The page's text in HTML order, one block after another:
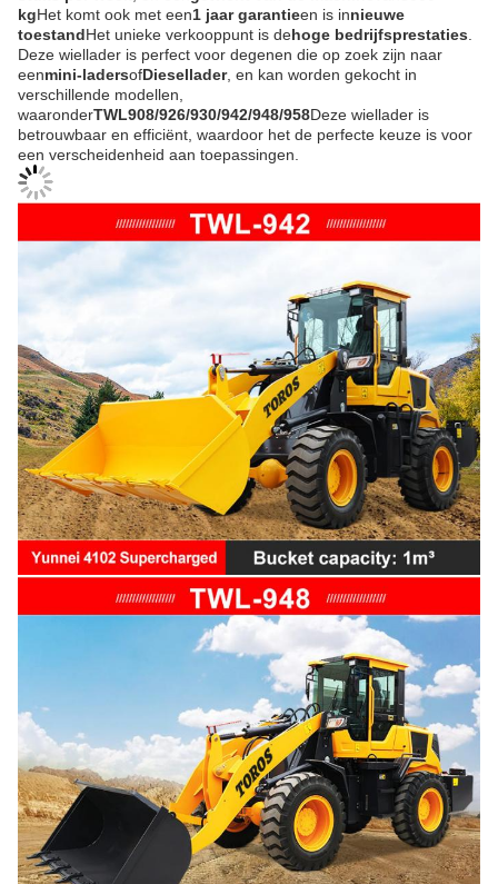
kgHet komt ook met een1 jaar garantieen is innieuwe
toestandHet unieke verkooppunt is dehoge bedrijfsprestaties
Deze wiellader is perfect voor degenen die op zoek zijn naar
eenmini-ladersofDiesellader, en kan worden gekocht in
verschillende modellen,
waaronderTWL908/926/930/942/948/958Deze wiellader is
betrouwbaar en efficiënt, waardoor het de perfecte keuze is voor
een verscheidenheid aan toepassingen.